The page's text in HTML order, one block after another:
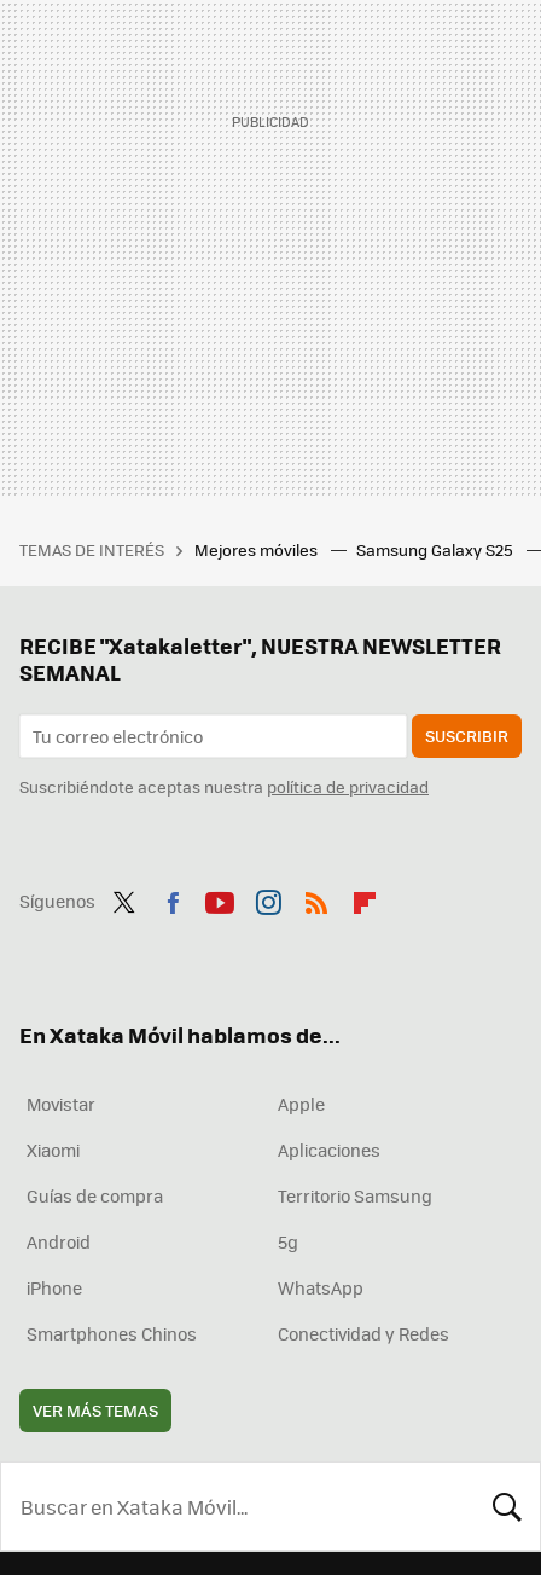
TEMAS DE INTERÉS Mejores móviles Samsung Galaxy S25
RECIBE "Xatakaletter", NUESTRA NEWSLETTER
SEMANAL
SUSCRIBIR
Suscribiéndote aceptas nuestra política de privacidad
Síguenos
En Xataka Móvil hablamos de...
Movistar
Apple
Xiaomi
Aplicaciones
Guías de compra
Territorio Samsung
Android
5g
iPhone
WhatsApp
Smartphones Chinos
Conectividad y Redes
VER MÁS TEMAS